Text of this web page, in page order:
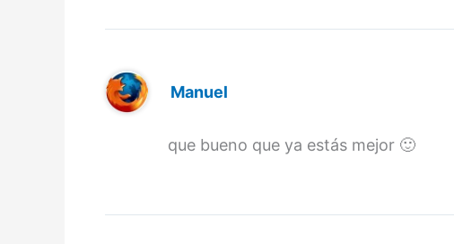
Manuel
que bueno que ya estás mejor 🙂